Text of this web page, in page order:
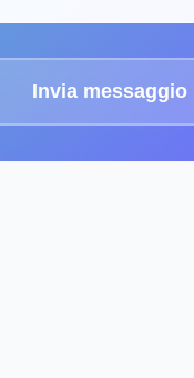
Invia messaggio